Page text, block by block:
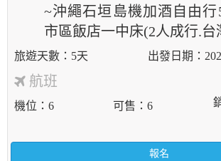
~沖繩石垣島機加酒自由行
市區飯店一中床(2人成行.台
5天
航班
機位 6 可售 6
報名